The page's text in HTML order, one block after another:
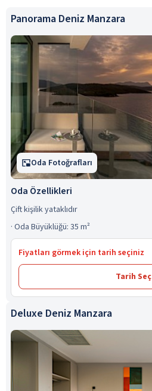
Panorama Deniz Manzara
Oda Fotoğrafları
Oda Özellikleri
Çift kişilik yataklıdır
· Oda Büyüklüğü: 35 m²
Fiyatları görmek için tarih seçiniz
Tarih Seç
Deluxe Deniz Manzara